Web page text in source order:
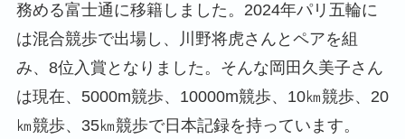
務める富士通に移籍しました。2024年パリ五輪に
は混合競歩で出場し、川野将虎さんとペアを組
み、8位入賞となりました。そんな岡田久美子さん
は現在、5000m競歩、10000m競歩、10㎞競歩、20
㎞競歩、35㎞競歩で日本記録を持っています。